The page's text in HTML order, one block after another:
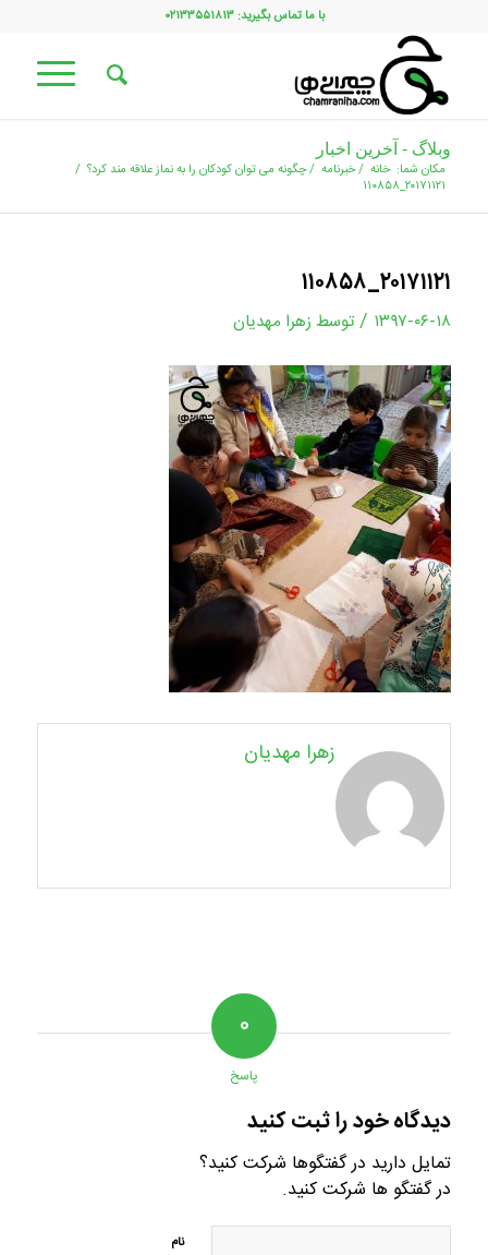
با ما تماس بگیرید: ۰۲۱۳۳۵۵۱۸۱۳
وبلاگ - آخرین اخبار
مکان شما: خانه /خبرنامه /چگونه می توان کودکان را به نماز علاقه مند کرد؟ /
۲۰۱۷۱۱۲۱_۱۱۰۸۵۸
۲۰۱۷۱۱۲۱_۱۱۰۸۵۸
۱۳۹۷-۰۶-۱۸ / توسط زهرا مهدیان
زهرا مهدیان
۰
پاسخ
دیدگاه خود را ثبت کنید
تمایل دارید در گفتگوها شرکت کنید؟
در گفتگو ها شرکت کنید.
نام